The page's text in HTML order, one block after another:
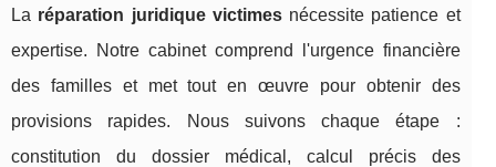
La réparation juridique victimesnécessite patience et
expertise. Notre cabinet comprend l'urgence financière
des familles et met tout en œuvre pour obtenir des
provisions rapides. Nous suivons chaque étape :
constitution du dossier médical, calcul précis des